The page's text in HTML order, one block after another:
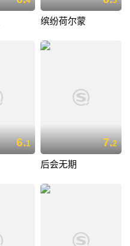
缤纷荷尔蒙
6.1 7.2
后会无期